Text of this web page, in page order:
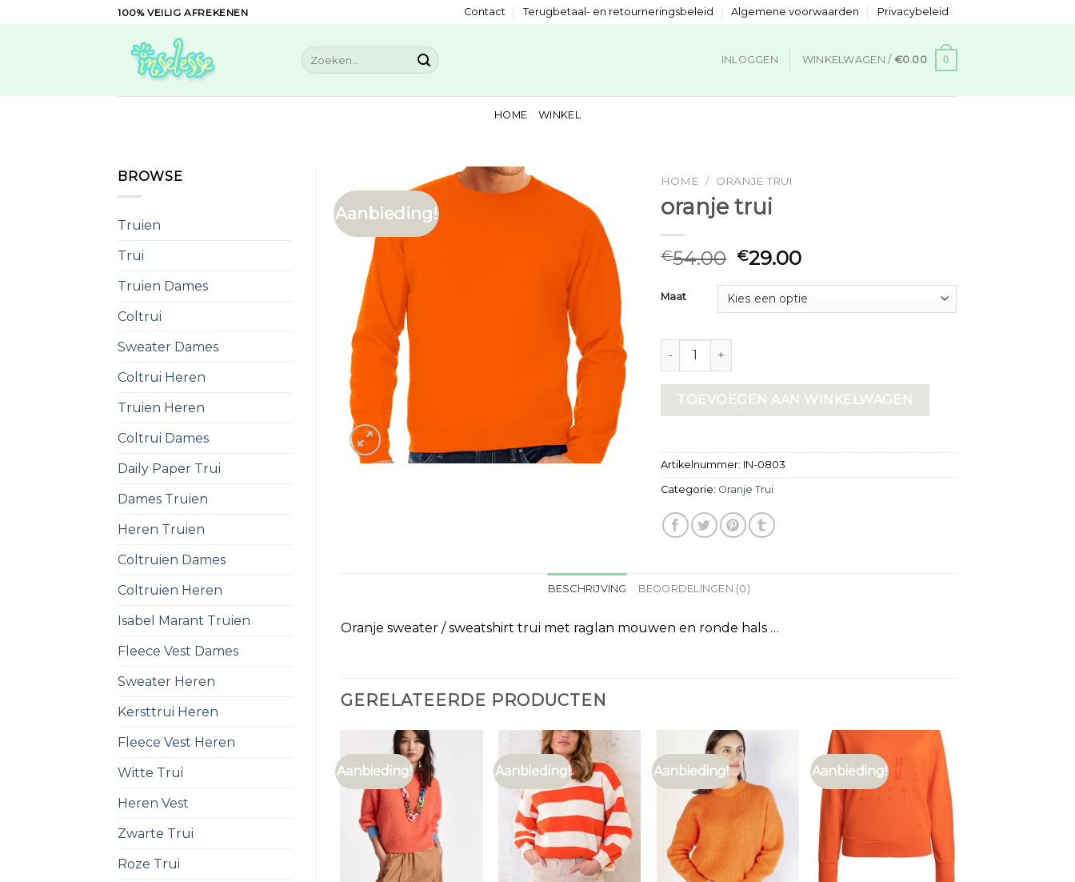
to
100% VEILIG AFREKENEN Contact Terugbetaal- en retourneringsbeleid Algemene voorwaarden Privacybeleid
Zoeken
naar:
INLOGGEN WINKELWAGEN / €0.00 0
HOME WINKEL
BROWSE
Truien
Trui
Truien Dames
Coltrui
Sweater Dames
Coltrui Heren
Truien Heren
Coltrui Dames
Daily Paper Trui
Dames Truien
Heren Truien
Coltruien Dames
Coltruien Heren
Isabel Marant Truien
Fleece Vest Dames
Sweater Heren
Kersttrui Heren
Fleece Vest Heren
Witte Trui
Heren Vest
Zwarte Trui
Roze Trui
Aanbieding!
HOME / ORANJE TRUI
oranje trui
€54.00 €29.00
Maat
oranje trui aantal
TOEVOEGEN AAN WINKELWAGEN
Artikelnummer: IN-0803
Categorie: Oranje Trui
BESCHRIJVING BEOORDELINGEN (0)
Oranje sweater / sweatshirt trui met raglan mouwen en ronde hals …
GERELATEERDE PRODUCTEN
Aanbieding! Aanbieding! Aanbieding! Aanbieding!